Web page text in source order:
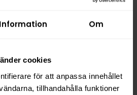
Information Om
cookies
för att anpassa innehållet
tillhandahålla funktioner
30,99 kr /dosa